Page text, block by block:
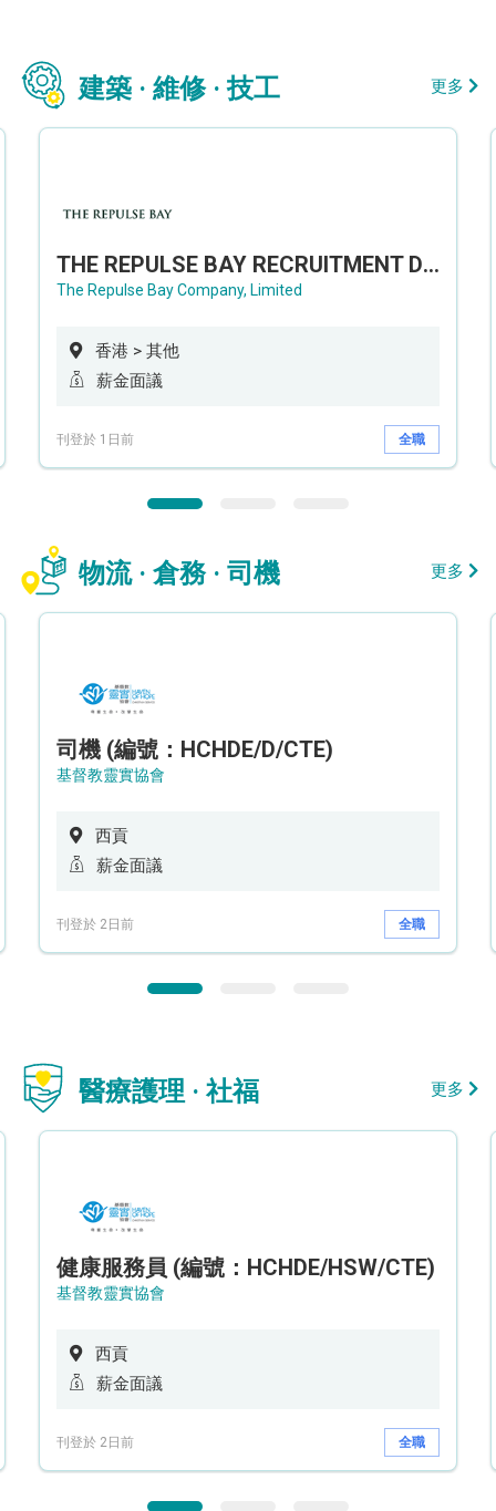
建築 · 維修 · 技工 更多
THE REPULSE BAY RECRUITMENT DAY 淺水灣影灣園人才招聘會
The Repulse Bay Company, Limited
香港 > 其他
薪金面議
刊登於 1日前 全職
物流 · 倉務 · 司機 更多
司機 (編號：HCHDE/D/CTE)
基督教靈實協會
西貢
薪金面議
刊登於 2日前 全職
醫療護理 · 社福 更多
健康服務員 (編號：HCHDE/HSW/CTE)
基督教靈實協會
西貢
薪金面議
刊登於 2日前 全職